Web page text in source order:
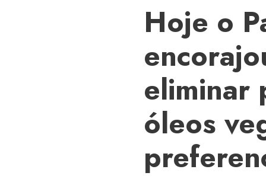
Hoje o
eliminar
óleos